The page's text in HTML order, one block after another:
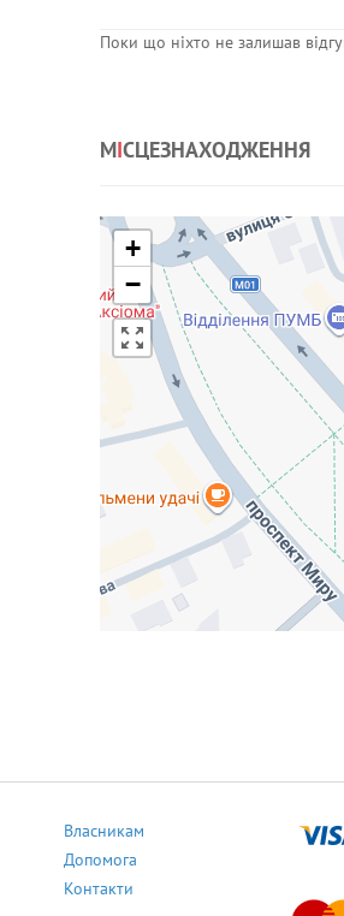
Поки що ніхто не залишав
МІСЦЕЗНАХОДЖЕННЯ
+
−
Власникам
Допомога
Контакти